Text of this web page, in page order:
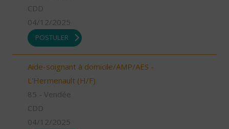
CDD
04/12/2025
POSTULER
Aide-soignant à domicile/AMP/AES -
L'Hermenault (H/F)
85 - Vendée
CDD
04/12/2025